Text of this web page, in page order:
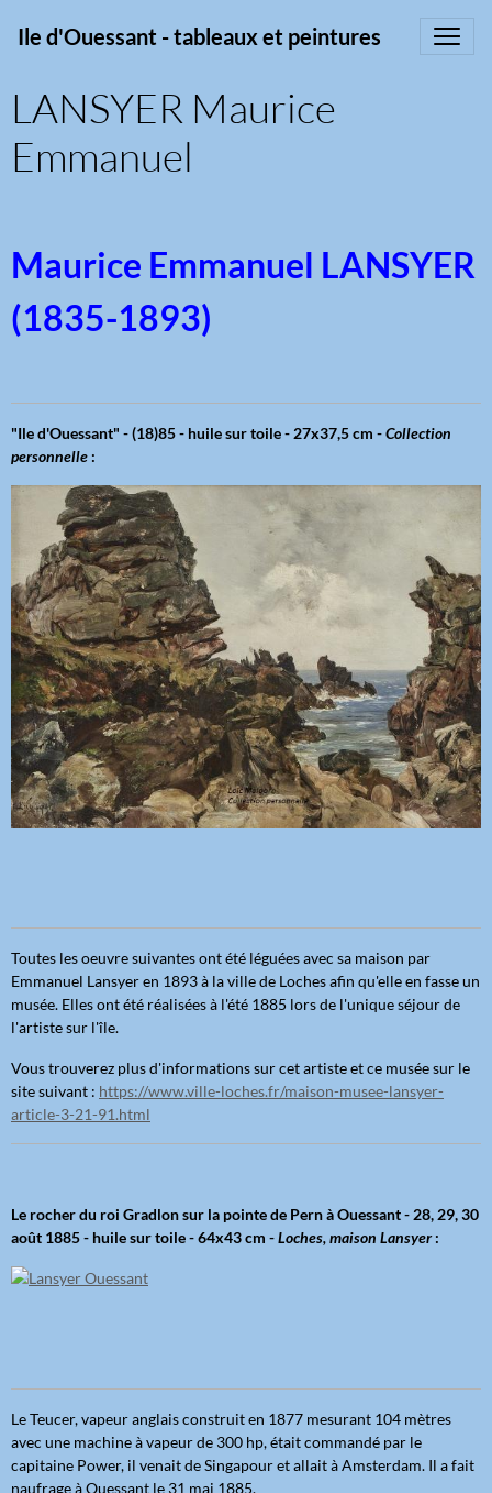
Ile d'Ouessant - tableaux et peintures
LANSYER Maurice
Emmanuel
Maurice Emmanuel LANSYER
(1835-1893)
"Ile d'Ouessant" - (18)85 - huile sur toile - 27x37,5 cm -Collection
personnelle :
Toutes les oeuvre suivantes ont été léguées avec sa maison par
Emmanuel Lansyer en 1893 à la ville de Loches afin qu'elle en fasse un
musée. Elles ont été réalisées à l'été 1885 lors de l'unique séjour de
l'artiste sur l'île.
Vous trouverez plus d'informations sur cet artiste et ce musée sur le
site suivant : https://www.ville-loches.fr/maison-musee-lansyer-
article-3-21-91.html
Le rocher du roi Gradlon sur la pointe de Pern à Ouessant - 28, 29, 30
août 1885 - huile sur toile - 64x43 cm -Loches, maison Lansyer:
Le Teucer, vapeur anglais construit en 1877 mesurant 104 mètres
avec une machine à vapeur de 300 hp, était commandé par le
capitaine Power, il venait de Singapour et allait à Amsterdam. Il a fait
naufrage à Ouessant le 31 mai 1885.